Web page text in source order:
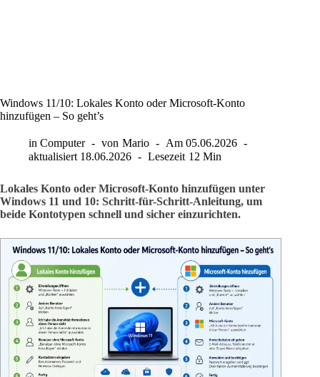
Windows 11/10: Lokales Konto oder Microsoft-Konto
hinzufügen – So geht’s
in Computer von Mario Am 05.06.2026
aktualisiert 18.06.2026 Lesezeit 12 Min
Lokales Konto oder Microsoft-Konto hinzufügen unter
Windows 11 und 10: Schritt-für-Schritt-Anleitung, um
beide Kontotypen schnell und sicher einzurichten.